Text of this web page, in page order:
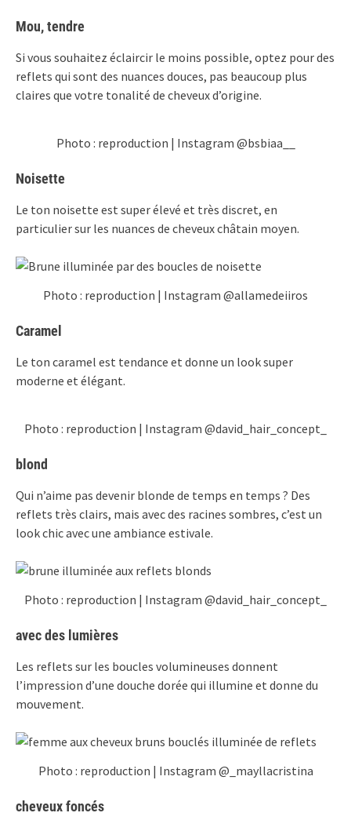
Mou, tendre
Si vous souhaitez éclaircir le moins possible, optez pour des
reflets qui sont des nuances douces, pas beaucoup plus
claires que votre tonalité de cheveux d’origine.
Photo : reproduction | Instagram @bsbiaa__
Noisette
Le ton noisette est super élevé et très discret, en
particulier sur les nuances de cheveux châtain moyen.
Photo : reproduction | Instagram @allamedeiiros
Caramel
Le ton caramel est tendance et donne un look super
moderne et élégant.
Photo : reproduction | Instagram @david_hair_concept_
blond
Qui n’aime pas devenir blonde de temps en temps ? Des
reflets très clairs, mais avec des racines sombres, c’est un
look chic avec une ambiance estivale.
Photo : reproduction | Instagram @david_hair_concept_
avec des lumières
Les reflets sur les boucles volumineuses donnent
l’impression d’une douche dorée qui illumine et donne du
mouvement.
Photo : reproduction | Instagram @_mayllacristina
cheveux foncés